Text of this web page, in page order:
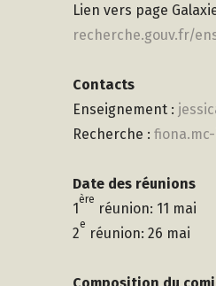
Lien vers page
recherche.gouv.fr/
Contacts
Enseignement :
Recherche :
Date des réunions
1
ère
réunion: 11 mai
2
e
réunion: 26 mai